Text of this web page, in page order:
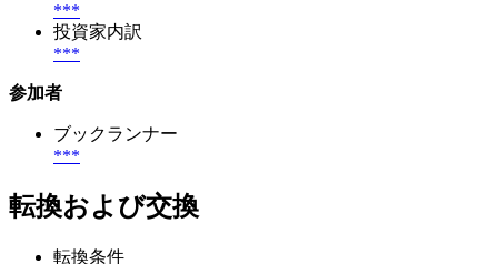
***
投資家内訳
***
参加者
ブックランナー
***
転換および交換
転換条件